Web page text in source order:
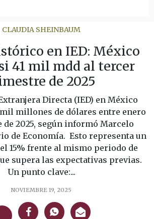
CLAUDIA SHEINBAUM
en IED: México
41 mil mdd al tercer
de 2025
Directa (IED) en México
mil millones de dólares entre enero
de 2025, según informó Marcelo
de Economía. Esto representa un
15% frente al mismo periodo de
supera las expectativas previas.
Un punto clave:...
NOVIEMBRE 19, 2025